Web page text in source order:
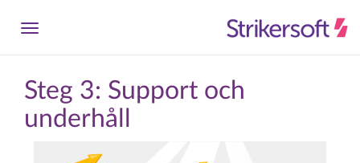
Steg 3: Support och
underhåll